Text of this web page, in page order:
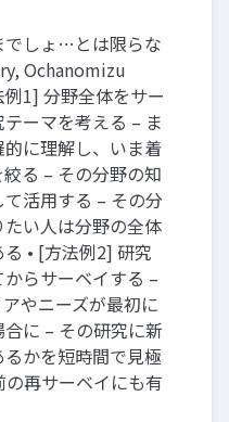
でしょ…とは限らな
Ochanomizu
1] 分野全体をサー
ーマを考える – ま
に理解し、いま着
る – その分野の知
活用する – その分
い人は分野の全体
• [方法例2] 研究
らサーベイする –
アやニーズが最初に
に – その研究に新
かを短時間で見極
再サーベイにも有